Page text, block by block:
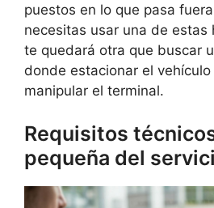
puestos en lo que pasa
necesitas usar una de estas
te quedará otra que buscar
donde estacionar el
manipular el terminal.
Requisitos
pequeña del